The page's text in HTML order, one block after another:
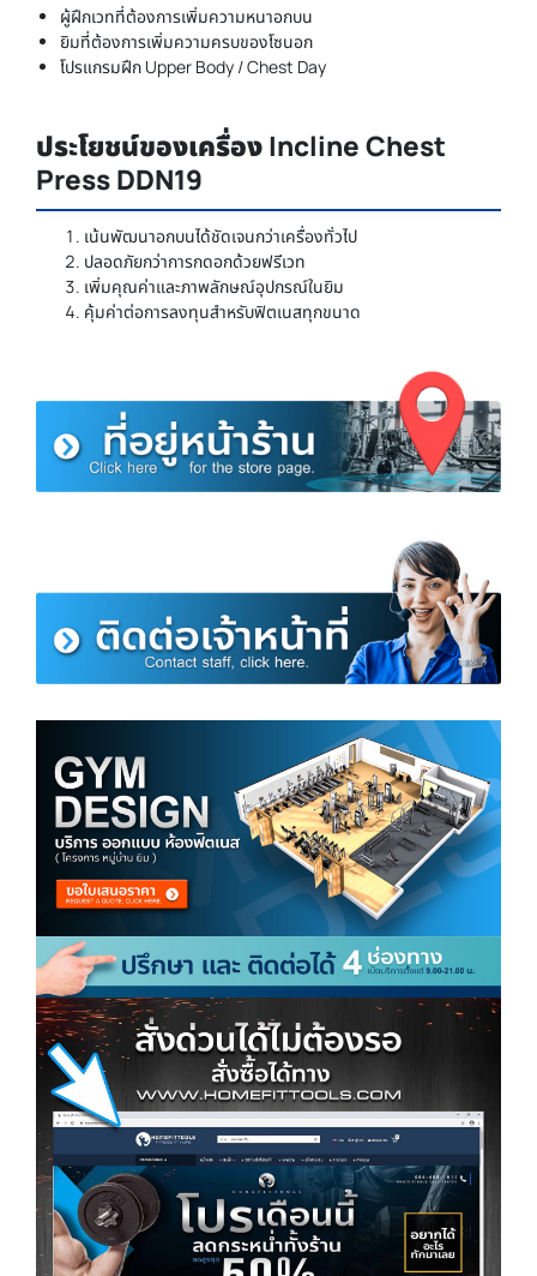
ผู้ฝึกเวทที่ต้องการเพิ่มความหนาอกบน
ยิมที่ต้องการเพิ่มความครบของโซนอก
โปรแกรมฝึก Upper Body / Chest Day
ประโยชน์ของเครื่อง Incline Chest
Press DDN19
เน้นพัฒนาอกบนได้ชัดเจนกว่าเครื่องทั่วไป
ปลอดภัยกว่าการกดอกด้วยฟรีเวท
เพิ่มคุณค่าและภาพลักษณ์อุปกรณ์ในยิม
คุ้มค่าต่อการลงทุนสำหรับฟิตเนสทุกขนาด